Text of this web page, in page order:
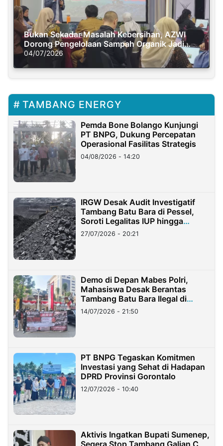
Bukan Sekadar Masalah Kebersihan, AZWI
Dorong Pengelolaan Sampah Organik Jadi
Solusi Krisis Iklim
04/07/2026
TAMBANG ENERGY
Pemda Bone Bolango Kunjungi
PT BNPG, Dukung Percepatan
Operasional Fasilitas Strategis
04/08/2026 - 14:20
IRGW Desak Audit Investigatif
Tambang Batu Bara di Pessel,
Soroti Legalitas IUP hingga
Stockpile
27/07/2026 - 20:21
Demo di Depan Mabes Polri,
Mahasiswa Desak Berantas
Tambang Batu Bara Ilegal di
Lampung
14/07/2026 - 21:50
PT BNPG Tegaskan Komitmen
Investasi yang Sehat di Hadapan
DPRD Provinsi Gorontalo
12/07/2026 - 10:40
Aktivis Ingatkan Bupati Sumenep,